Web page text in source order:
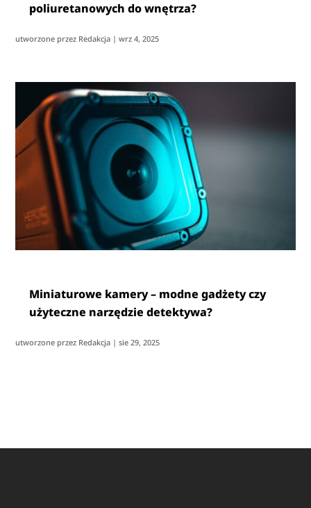
poliuretanowych do wnętrza?
utworzone przez Redakcja |wrz 4, 2025
Miniaturowe kamery – modne gadżety czy
użyteczne narzędzie detektywa?
utworzone przez Redakcja |sie 29, 2025